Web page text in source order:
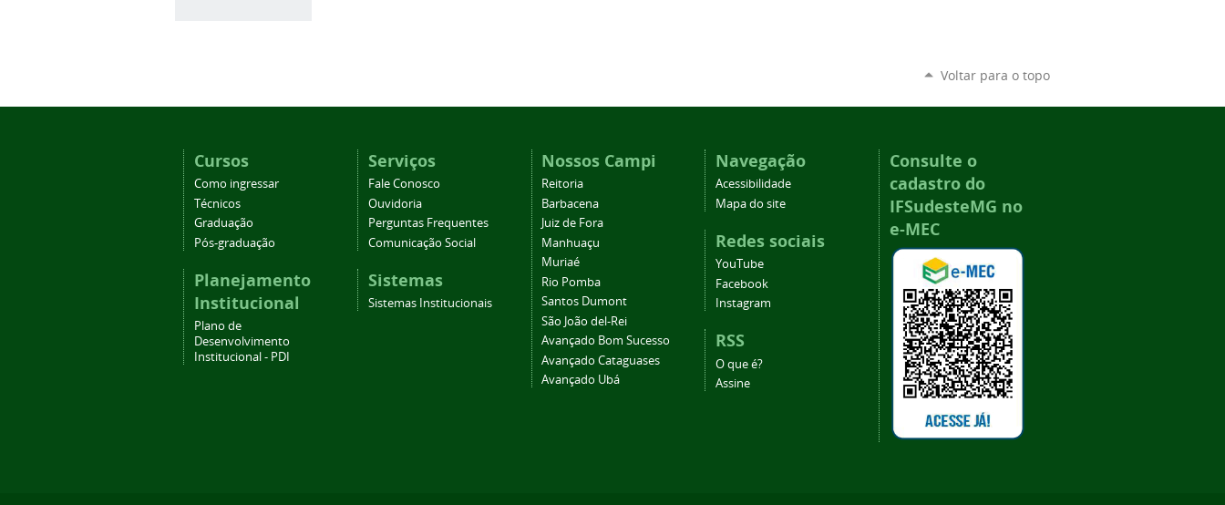
Voltar para o topo
Cursos
Como ingressar
Técnicos
Graduação
Pós-graduação
Planejamento
Institucional
Plano de
Desenvolvimento
Institucional - PDI
Serviços
Fale Conosco
Ouvidoria
Perguntas Frequentes
Comunicação Social
Sistemas
Sistemas Institucionais
Nossos Campi
Reitoria
Barbacena
Juiz de Fora
Manhuaçu
Muriaé
Rio Pomba
Santos Dumont
São João del-Rei
Avançado Bom Sucesso
Avançado Cataguases
Avançado Ubá
Navegação
Acessibilidade
Mapa do site
Redes sociais
YouTube
Facebook
Instagram
RSS
O que é?
Assine
Consulte o
cadastro do
IFSudesteMG no
e-MEC